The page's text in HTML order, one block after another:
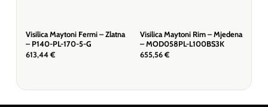
Visilica Maytoni Fermi – Zlatna
– P140-PL-170-5-G
613,44 €
Visilica Maytoni Rim – Mjedena
– MOD058PL-L100BS3K
655,56 €